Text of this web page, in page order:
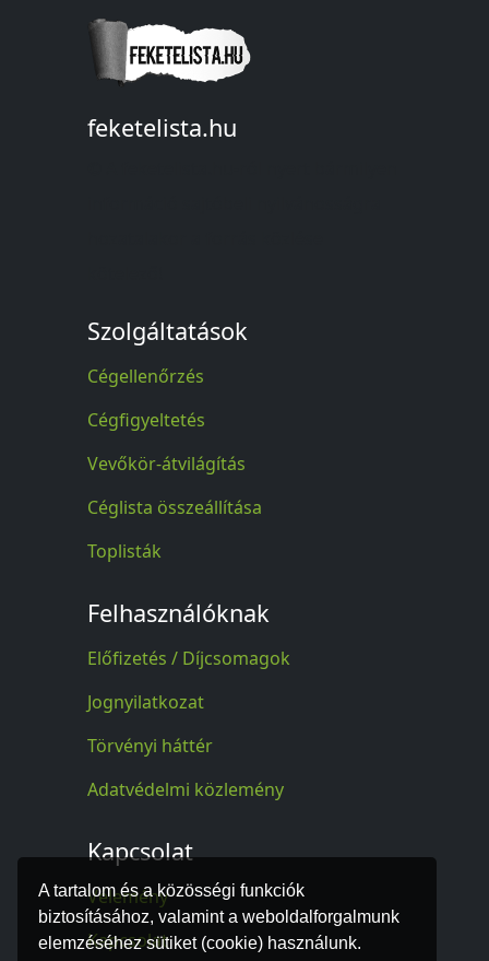
A tartalom és a közösségi funkciók
biztosításához, valamint a weboldalforgalmunk
elemzéséhez sütiket (cookie) használunk.
feketelista.hu
Szolgáltatások
Cégellenőrzés
Cégfigyeltetés
Vevőkör-átvilágítás
Céglista összeállítása
Toplisták
Felhasználóknak
Előfizetés / Díjcsomagok
Jognyilatkozat
Törvényi háttér
Adatvédelmi közlemény
Kapcsolat
Vélemény
Kapcsolat